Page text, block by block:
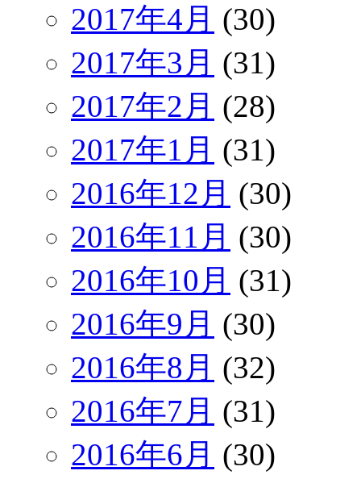
2017年4月 (30)
2017年3月 (31)
2017年2月 (28)
2017年1月 (31)
2016年12月 (30)
2016年11月 (30)
2016年10月 (31)
2016年9月 (30)
2016年8月 (32)
2016年7月 (31)
2016年6月 (30)